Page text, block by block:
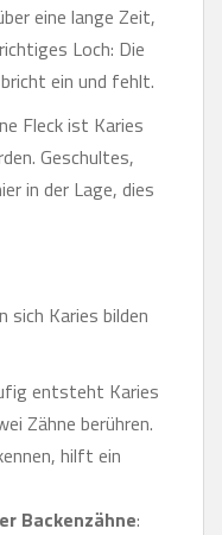
eine lange Zeit,
Loch: Die
ein und fehlt.
Fleck ist Karies
Geschultes,
in der Lage, dies
sich Karies bilden
entsteht Karies
Zähne berühren.
hilft ein
Backenzähne: